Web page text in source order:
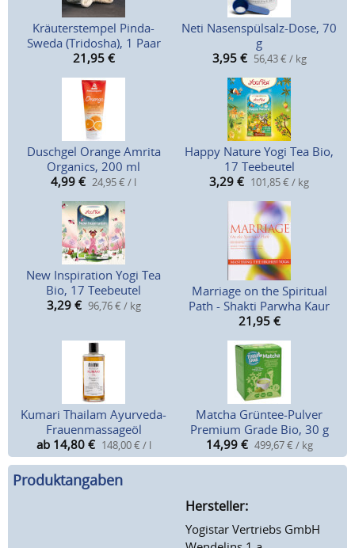
Kräuterstempel Pinda-
Sweda (Tridosha), 1 Paar
21,95 €
Neti Nasenspülsalz-Dose, 70
g
3,95 € 56,43 € / kg
Duschgel Orange Amrita
Organics, 200 ml
4,99 € 24,95 € / l
Happy Nature Yogi Tea Bio,
17 Teebeutel
3,29 € 101,85 € / kg
New Inspiration Yogi Tea
Bio, 17 Teebeutel
3,29 € 96,76 € / kg
Marriage on the Spiritual
Path - Shakti Parwha Kaur
21,95 €
Kumari Thailam Ayurveda-
Frauenmassageöl
ab 14,80 € 148,00 € / l
Matcha Grüntee-Pulver
Premium Grade Bio, 30 g
14,99 € 499,67 € / kg
Produktangaben
Hersteller:
Yogistar Vertriebs GmbH